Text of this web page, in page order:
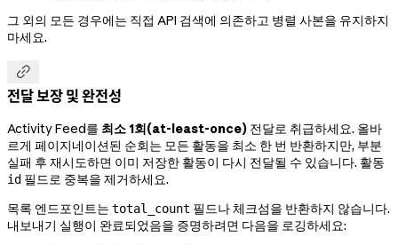
그 외의 모든 경우에는 직접 API 검색에 의존하고 병렬 사본을 유지하지
마세요.

전달 보장 및 완전성
Activity Feed를 최소 1회(at-least-once) 전달로 취급하세요. 올바
르게 페이지네이션된 순회는 모든 활동을 최소 한 번 반환하지만, 부분
실패 후 재시도하면 이미 저장한 활동이 다시 전달될 수 있습니다. 활동
id 필드로 중복을 제거하세요.
목록 엔드포인트는 total_count 필드나 체크섬을 반환하지 않습니다.
내보내기 실행이 완료되었음을 증명하려면 다음을 로깅하세요: